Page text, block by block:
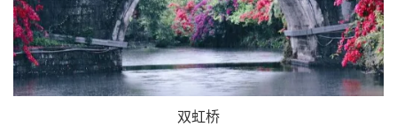
双虹桥